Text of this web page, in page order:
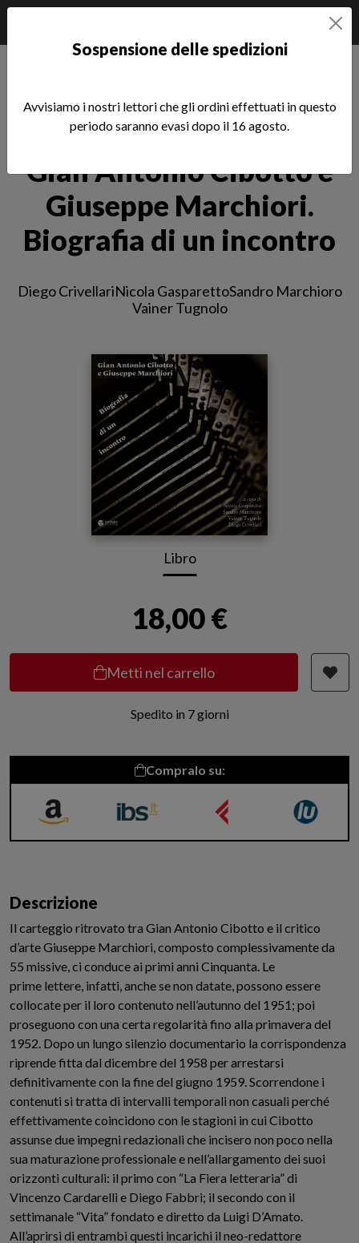
Gian Antonio Cibotto e Giuseppe Marchiori. Biografia di un
Gian Antonio Cibotto e
Giuseppe Marchiori.
Biografia di un incontro
Diego CrivellariNicola GasparettoSandro Marchioro
Vainer Tugnolo
Libro
18,00 €
Metti nel carrello
Spedito in 7 giorni
Compralo su:
Descrizione
Il carteggio ritrovato tra Gian Antonio Cibotto e il critico
d’arte Giuseppe Marchiori, composto complessivamente da
55 missive, ci conduce ai primi anni Cinquanta. Le
prime lettere, infatti, anche se non datate, possono essere
collocate per il loro contenuto nell’autunno del 1951; poi
proseguono con una certa regolarità fino alla primavera del
1952. Dopo un lungo silenzio documentario la corrispondenza
riprende fitta dal dicembre del 1958 per arrestarsi
definitivamente con la fine del giugno 1959. Scorrendone i
contenuti si tratta di intervalli temporali non casuali perché
effettivamente coincidono con le stagioni in cui Cibotto
assunse due impegni redazionali che incisero non poco nella
sua maturazione professionale e nell’allargamento dei suoi
orizzonti culturali: il primo con “La Fiera letteraria” di
Vincenzo Cardarelli e Diego Fabbri; il secondo con il
settimanale “Vita” fondato e diretto da Luigi D’Amato.
All’aprirsi di entrambi questi incarichi il neo-redattore
Sospensione delle spedizioni
Avvisiamo i nostri lettori che gli ordini effettuati in questo
periodo saranno evasi dopo il 16 agosto.